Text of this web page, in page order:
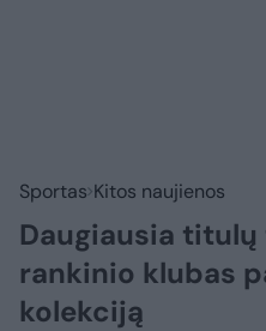
Sportas Kitos naujienos
Daugiausia
rankinio klubas
kolekciją